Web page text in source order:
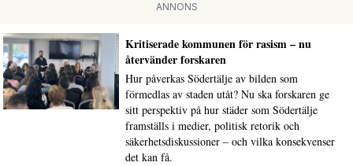
ANNONS
Kritiserade kommunen för rasism – nu
återvänder forskaren
Hur påverkas Södertälje av bilden som
förmedlas av staden utåt? Nu ska forskaren ge
sitt perspektiv på hur städer som Södertälje
framställs i medier, politisk retorik och
säkerhetsdiskussioner – och vilka konsekvenser
det kan få.